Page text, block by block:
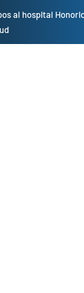
al hospital